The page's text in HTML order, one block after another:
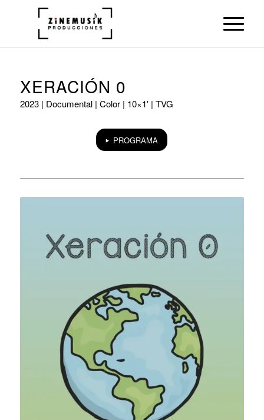
XERACIÓN 0
2023 | Documental | Color | 10×1′ | TVG
PROGRAMA